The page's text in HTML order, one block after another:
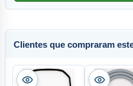
Clientes que compraram